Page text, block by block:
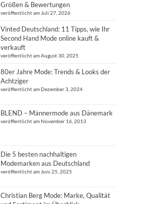
Größen & Bewertungen
veröffentlicht am Juli 27, 2026
Vinted Deutschland: 11 Tipps, wie Ihr
Second Hand Mode online kauft &
verkauft
veröffentlicht am August 30, 2025
80er Jahre Mode: Trends & Looks der
Achtziger
veröffentlicht am Dezember 3, 2024
BLEND – Männermode aus Dänemark
veröffentlicht am November 16, 2013
Die 5 besten nachhaltigen
Modemarken aus Deutschland
veröffentlicht am Juni 25, 2025
Christian Berg Mode: Marke, Qualität